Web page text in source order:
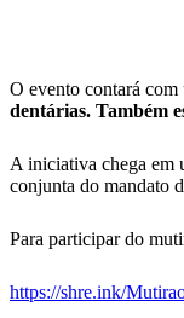
O evento contará
dentárias. Também
A iniciativa chega em
conjunta do mandato
Para participar do
https://shre.ink/